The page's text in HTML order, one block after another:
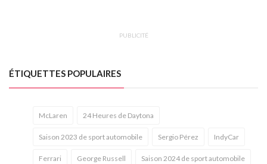
PUBLICITÉ
ÉTIQUETTES POPULAIRES
McLaren 24 Heures de Daytona
Saison 2023 de sport automobile Sergio Pérez IndyCar
Ferrari George Russell Saison 2024 de sport automobile